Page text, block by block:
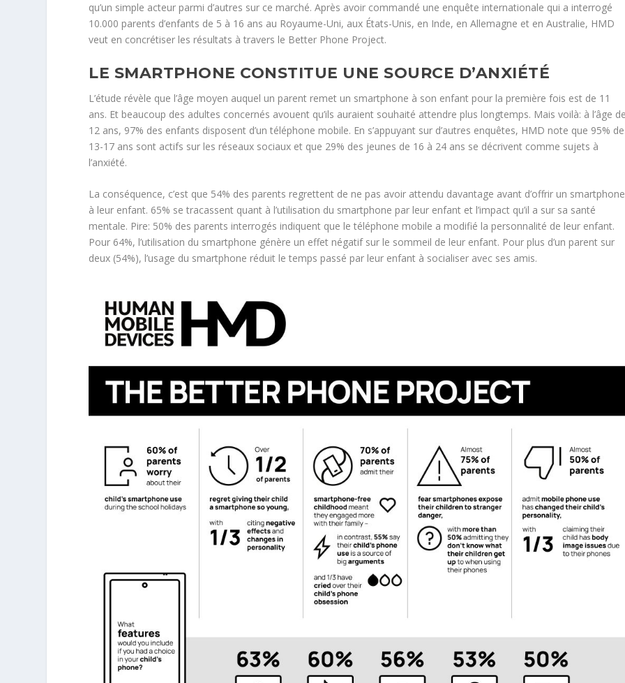
qu’un simple acteur parmi d’autres sur ce marché. Après avoir commandé une enquête internationale qui a interrogé
10.000 parents d’enfants de 5 à 16 ans au Royaume-Uni, aux États-Unis, en Inde, en Allemagne et en Australie, HMD
veut en concrétiser les résultats à travers le Better Phone Project.
LE SMARTPHONE CONSTITUE UNE SOURCE D’ANXIÉTÉ
L’étude révèle que l’âge moyen auquel un parent remet un smartphone à son enfant pour la première fois est de 11
ans. Et beaucoup des adultes concernés avouent qu’ils auraient souhaité attendre plus longtemps. Mais voilà: à l’âge
12 ans, 97% des enfants disposent d’un téléphone mobile. En s’appuyant sur d’autres enquêtes, HMD note que 95%
13-17 ans sont actifs sur les réseaux sociaux et que 29% des jeunes de 16 à 24 ans se décrivent comme sujets à
l’anxiété.
La conséquence, c’est que 54% des parents regrettent de ne pas avoir attendu davantage avant d’offrir un smartphone
à leur enfant. 65% se tracassent quant à l’utilisation du smartphone par leur enfant et l’impact qu’il a sur sa santé
mentale. Pire: 50% des parents interrogés indiquent que le téléphone mobile a modifié la personnalité de leur enfant.
Pour 64%, l’utilisation du smartphone génère un effet négatif sur le sommeil de leur enfant. Pour plus d’un parent sur
deux (54%), l’usage du smartphone réduit le temps passé par leur enfant à socialiser avec ses amis.